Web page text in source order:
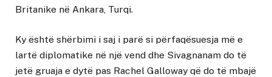
Britanike në Ankara, Turqi.
Ky është shërbimi i saj i parë si përfaqësuesja më e
lartë diplomatike në një vend dhe Sivagnanam do të
jetë gruaja e dytë pas Rachel Galloway që do të mbajë